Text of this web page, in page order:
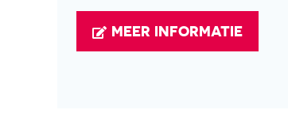
MEER INFORMATIE